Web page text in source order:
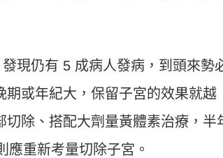
現仍有 5 成病人發病，到頭來勢
或年紀大，保留子宮的效果就越
除、搭配大劑量黃體素治療，半
重新考量切除子宮。